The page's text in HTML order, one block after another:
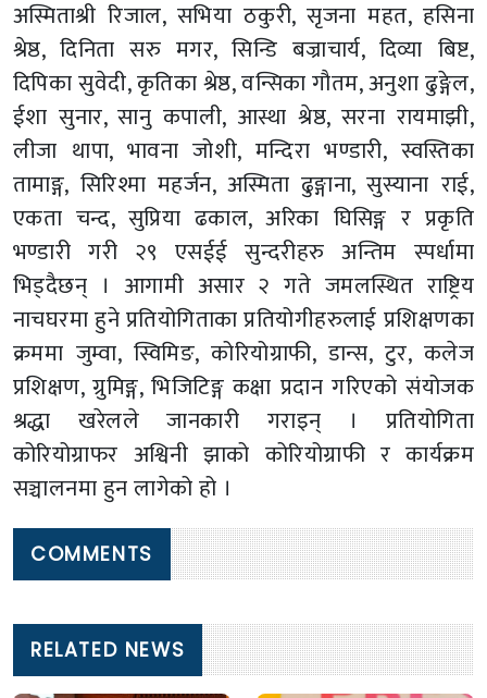
अस्मिताश्री रिजाल, सभिया ठकुरी, सृजना महत, हसिना
श्रेष्ठ, दिनिता सरु मगर, सिन्डि बज्राचार्य, दिव्या बिष्ट,
दिपिका सुवेदी, कृतिका श्रेष्ठ, वन्सिका गौतम, अनुशा ढुङ्गेल,
ईशा सुनार, सानु कपाली, आस्था श्रेष्ठ, सरना रायमाझी,
लीजा थापा, भावना जोशी, मन्दिरा भण्डारी, स्वस्तिका
तामाङ्ग, सिरिश्मा महर्जन, अस्मिता ढुङ्गाना, सुस्याना राई,
एकता चन्द, सुप्रिया ढकाल, अरिका घिसिङ्ग र प्रकृति
भण्डारी गरी २९ एसईई सुन्दरीहरु अन्तिम स्पर्धामा
भिड्दैछन् । आगामी असार २ गते जमलस्थित राष्ट्रिय
नाचघरमा हुने प्रतियोगिताका प्रतियोगीहरुलाई प्रशिक्षणका
क्रममा जुम्वा, स्विमिङ, कोरियोग्राफी, डान्स, टुर, कलेज
प्रशिक्षण, ग्रुमिङ्ग, भिजिटिङ्ग कक्षा प्रदान गरिएको संयोजक
श्रद्धा खरेलले जानकारी गराइन् । प्रतियोगिता
कोरियोग्राफर अश्विनी झाको कोरियोग्राफी र कार्यक्रम
सञ्चालनमा हुन लागेको हो ।
COMMENTS
RELATED NEWS